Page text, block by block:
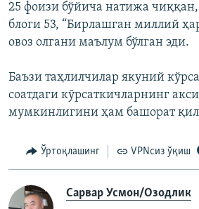
25 фоизи бўйича натижа чиққан,
блоги 53, “Бирлашган миллий
овоз олгани маълум бўлган эди.
Баъзи таҳлилчилар якуний
соатдаги кўрсаткичларнинг
мумкинлигини ҳам башорат
Ўртоқлашинг VPNсиз ўқиш
Сарвар Усмон/Озодлик